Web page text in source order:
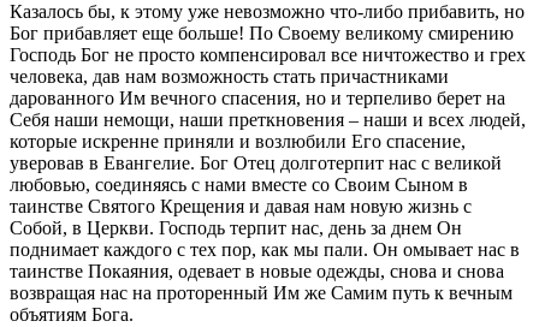
Казалось бы, к этому уже невозможно что-либо прибавить, но
Бог прибавляет еще больше! По Своему великому смирению
Господь Бог не просто компенсировал все ничтожество и грех
человека, дав нам возможность стать причастниками
дарованного Им вечного спасения, но и терпеливо берет на
Себя наши немощи, наши преткновения – наши и всех людей,
которые искренне приняли и возлюбили Его спасение,
уверовав в Евангелие. Бог Отец долготерпит нас с великой
любовью, соединяясь с нами вместе со Своим Сыном в
таинстве Святого Крещения и давая нам новую жизнь с
Собой, в Церкви. Господь терпит нас, день за днем Он
поднимает каждого с тех пор, как мы пали. Он омывает нас в
таинстве Покаяния, одевает в новые одежды, снова и снова
возвращая нас на проторенный Им же Самим путь к вечным
объятиям Бога.